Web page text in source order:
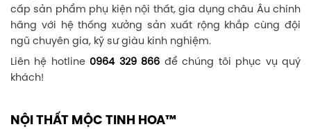
cấp sản phẩm phụ kiện nội thất, gia dụng châu Âu chính
hãng với hệ thống xưởng sản xuất rộng khắp cùng đội
ngũ chuyên gia, kỹ sư giàu kinh nghiệm.
Liên hệ hotline 0964 329 866 để chúng tôi phục vụ quý
khách!
NỘI THẤT MỘC TINH HOA™